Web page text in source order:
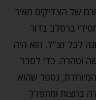
של הצדיקים מאיר
ברסלב בדור
לבל זצ"ל. הוא היה
וטהרה. כדי לסבר
נספר שהוא
בחצות ומתפלל